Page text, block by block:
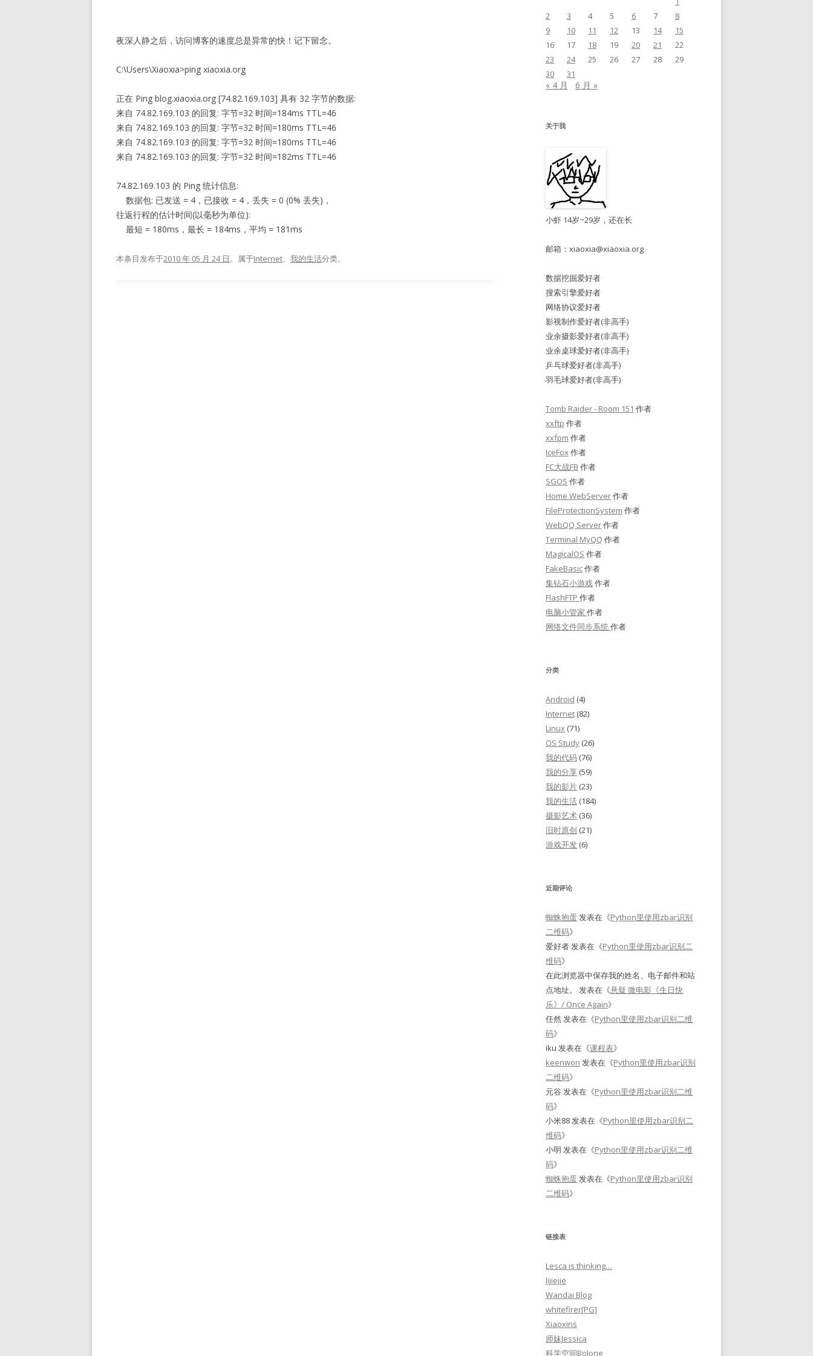
夜深人静之后，访问博客的速度总是异常的快！记下留念。
C:\Users\Xiaoxia>ping xiaoxia.org
正在 Ping blog.xiaoxia.org [74.82.169.103] 具有 32 字节的数据:
来自 74.82.169.103 的回复: 字节=32 时间=184ms TTL=46
来自 74.82.169.103 的回复: 字节=32 时间=180ms TTL=46
来自 74.82.169.103 的回复: 字节=32 时间=180ms TTL=46
来自 74.82.169.103 的回复: 字节=32 时间=182ms TTL=46
74.82.169.103 的 Ping 统计信息:
数据包: 已发送 = 4，已接收 = 4，丢失 = 0 (0% 丢失)，
往返行程的估计时间(以毫秒为单位):
最短 = 180ms，最长 = 184ms，平均 = 181ms
本条目发布于2010 年 05 月 24 日。属于Internet、 我的生活分类。
2
3 4 5 6 7
8
9
10 11 12 13 14
15
16
17 18 19 20 21
22
23
24 25 26 27 28
29
30
31
« 4 月 6 月 »
关于我
小虾 14岁~29岁，还在长
邮箱： xiaoxia@xiaoxia.org
数据挖掘爱好者
搜索引擎爱好者
网络协议爱好者
影视制作爱好者(非高手)
业余摄影爱好者(非高手)
业余桌球爱好者(非高手)
乒乓球爱好者(非高手)
羽毛球爱好者(非高手)
Tomb Raider - Room 151 作者
xxftp 作者
xxfpm 作者
IceFox作者
FC大战FB 作者
SGOS 作者
Home WebServer作者
FileProtectionSystem 作者
WebQQ Server作者
Terminal MyQQ 作者
MagicalOS 作者
FakeBasic作者
集钻石小游戏作者
FlashFTP 作者
电脑小管家 作者
网络文件同步系统作者
分类
Android (4)
Internet (82)
Linux (71)
OS Study (26)
我的代码 (76)
我的分享 (59)
我的影片 (23)
我的生活 (184)
摄影艺术 (36)
旧时原创 (21)
游戏开发 (6)
近期评论
蜘蛛抱蛋 发表在《Python里使用zbar识别
二维码》
爱好者发表在《Python里使用zbar识别二
维码》
在此浏览器中保存我的姓名、电子邮件和站
点地址。
发表在《悬疑 微电影《生日快
乐》/ Once Again》
任然 发表在《Python里使用zbar识别二维
码》
iku 发表在《课程表》
keenwon 发表在《Python里使用zbar识别
二维码》
元谷发表在《Python里使用zbar识别二维
码》
小米88发表在《Python里使用zbar识别二
维码》
小明 发表在《Python里使用zbar识别二维
码》
蜘蛛抱蛋 发表在《Python里使用zbar识别
二维码》
链接表
Lesca is thinking…
lijiejie
Wandai Blog
whitefirer[PG]
Xiaoxins
师妹Jessica
科学空间BoJone